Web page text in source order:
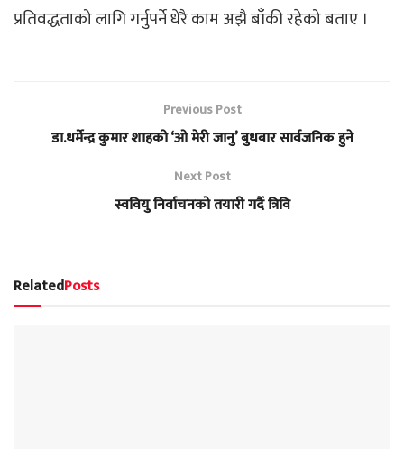
प्रतिवद्धताको लागि गर्नुपर्ने धेरै काम अझै बाँकी रहेको बताए ।
Previous Post
डा.धर्मेन्द्र कुमार शाहको ‘ओ मेरी जानु’ बुधबार सार्वजनिक हुने
Next Post
स्ववियु निर्वाचनको तयारी गर्दै त्रिवि
RelatedPosts